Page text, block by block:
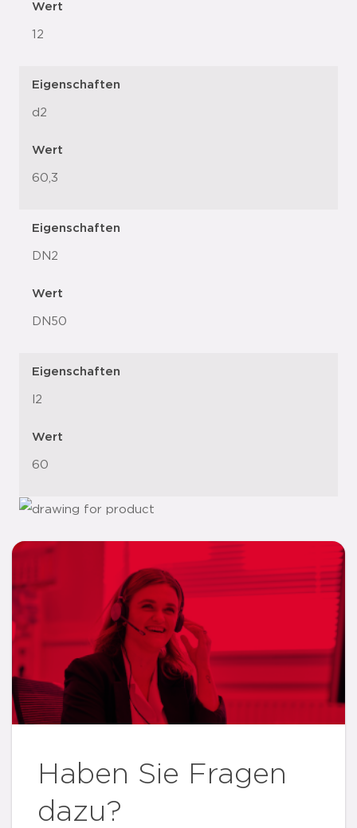
Wert
12
Eigenschaften
d2
Wert
60,3
Eigenschaften
DN2
Wert
DN50
Eigenschaften
l2
Wert
60
Haben Sie Fragen
dazu?